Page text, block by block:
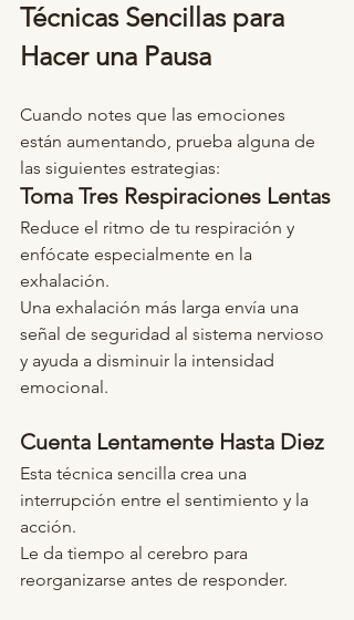
Técnicas Sencillas para
Hacer una Pausa
Cuando notes que las emociones
están aumentando, prueba alguna de
las siguientes estrategias:
Toma Tres Respiraciones Lentas
Reduce el ritmo de tu respiración y
enfócate especialmente en la
exhalación.
Una exhalación más larga envía una
señal de seguridad al sistema nervioso
y ayuda a disminuir la intensidad
emocional.
Cuenta Lentamente Hasta Diez
Esta técnica sencilla crea una
interrupción entre el sentimiento y la
acción.
Le da tiempo al cerebro para
reorganizarse antes de responder.